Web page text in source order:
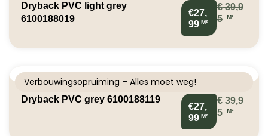
Dryback PVC light grey
6100188019
€27,
99 M²
€39,9
5
M²
Verbouwingsopruiming – Alles moet weg!
Dryback PVC grey 6100188119
€27,
99 M²
€39,9
5
M²